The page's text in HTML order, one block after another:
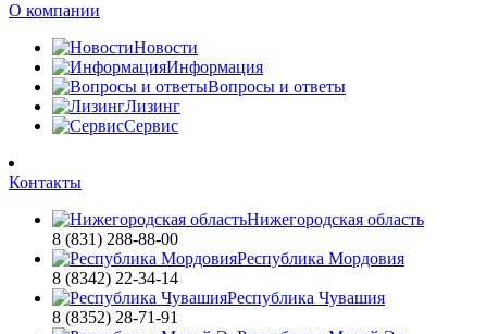
О компании
Новости
Информация
Вопросы и ответы
Лизинг
Сервис
Контакты
Нижегородская область
8 (831) 288-88-00
Республика Мордовия
8 (8342) 22-34-14
Республика Чувашия
8 (8352) 28-71-91